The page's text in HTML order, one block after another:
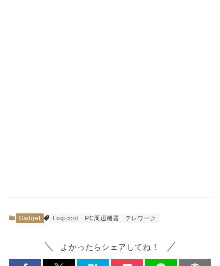
Gadget Logicool PC周辺機器 テレワーク
よかったらシェアしてね！